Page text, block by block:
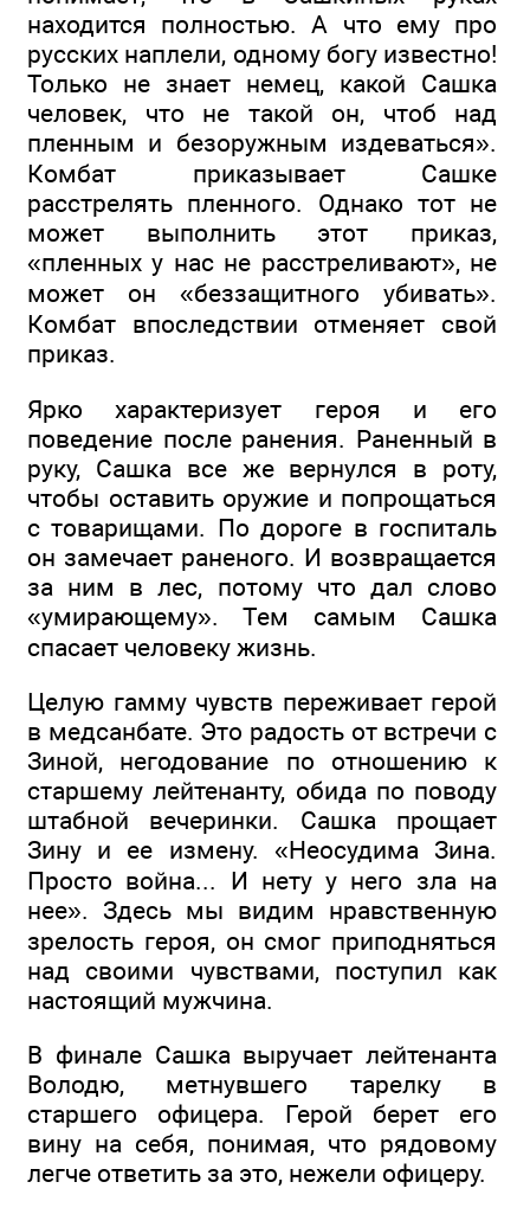
находится полностью. А что ему про
русских наплели, одному богу известно!
Только не знает немец, какой Сашка
человек, что не такой он, чтоб над
пленным и безоружным издеваться».
Комбат приказывает Сашке
расстрелять пленного. Однако тот не
может выполнить этот приказ,
«пленных у нас не расстреливают», не
может он «беззащитного убивать».
Комбат впоследствии отменяет свой
приказ.
Ярко характеризует героя и его
поведение после ранения. Раненный в
руку, Сашка все же вернулся в роту,
чтобы оставить оружие и попрощаться
с товарищами. По дороге в госпиталь
он замечает раненого. И возвращается
за ним в лес, потому что дал слово
«умирающему». Тем самым Сашка
спасает человеку жизнь.
Целую гамму чувств переживает герой
в медсанбате. Это радость от встречи с
Зиной, негодование по отношению к
старшему лейтенанту, обида по поводу
штабной вечеринки. Сашка прощает
Зину и ее измену. «Неосудима Зина.
Просто война... И нету у него зла на
нее». Здесь мы видим нравственную
зрелость героя, он смог приподняться
над своими чувствами, поступил как
настоящий мужчина.
В финале Сашка выручает лейтенанта
Володю, метнувшего тарелку в
старшего офицера. Герой берет его
вину на себя, понимая, что рядовому
легче ответить за это, нежели офицеру.